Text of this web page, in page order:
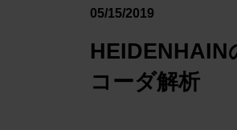
05/15/2019
HEIDENHAIN
コーダ解析